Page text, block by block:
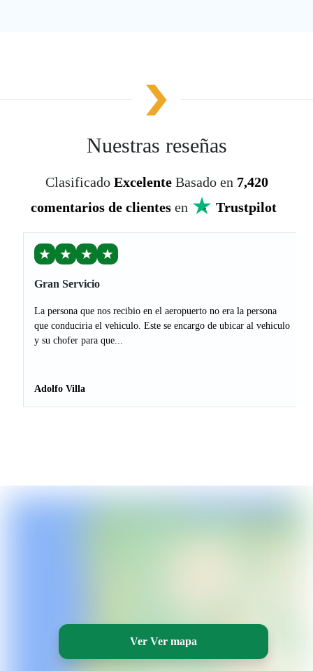
Nuestras reseñas
Clasificado Excelente Basado en 7,420
comentarios de clientes en Trustpilot
★ ★ ★ ★
Gran Servicio
La persona que nos recibio en el aeropuerto no era la persona
que conduciria el vehiculo. Este se encargo de ubicar al vehiculo
y su chofer para que...
Adolfo Villa
Ver Ver mapa